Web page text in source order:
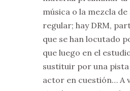
música o la mezcla
regular; hay DRM,
que se han locutado
que luego en el
sustituir por una pista
actor en cuestión… A